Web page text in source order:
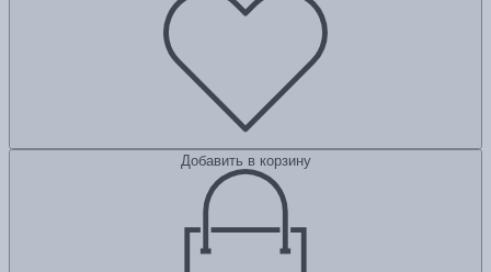
Добавить в корзину